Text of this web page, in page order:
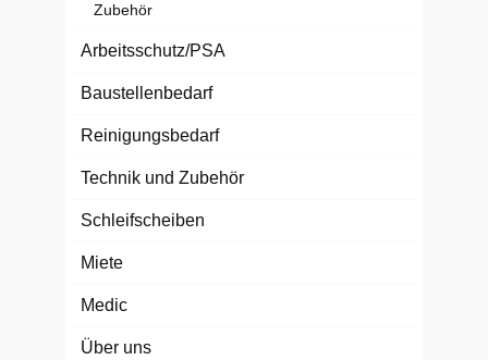
Zubehör
Arbeitsschutz/PSA
Baustellenbedarf
Reinigungsbedarf
Technik und Zubehör
Schleifscheiben
Miete
Medic
Über uns